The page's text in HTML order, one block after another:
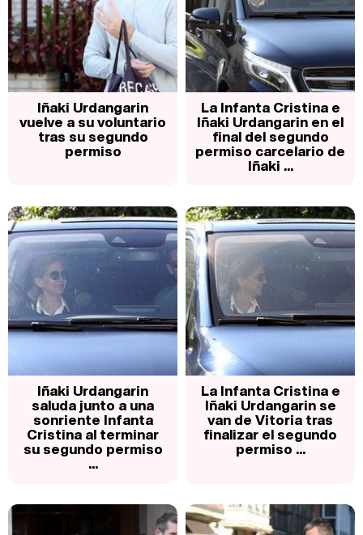
Iñaki Urdangarin
vuelve a su voluntario
tras su segundo
permiso
La Infanta Cristina e
Iñaki Urdangarin en el
final del segundo
permiso carcelario de
Iñaki ...
Iñaki Urdangarin
saluda junto a una
sonriente Infanta
Cristina al terminar
su segundo permiso
...
La Infanta Cristina e
Iñaki Urdangarin se
van de Vitoria tras
finalizar el segundo
permiso ...